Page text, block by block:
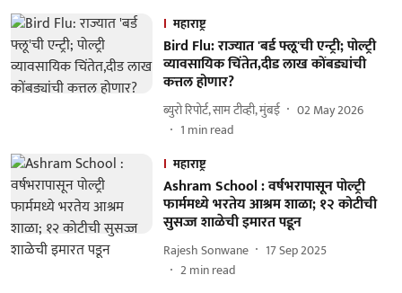
महाराष्ट्र
Bird Flu: राज्यात 'बर्ड फ्लू'ची एन्ट्री; पोल्ट्री
व्यावसायिक चिंतेत,दीड लाख कोंबड्यांची
कत्तल होणार?
ब्युरो रिपोर्ट, साम टीव्ही, मुंबई
02 May 2026
1 min read
महाराष्ट्र
Ashram School : वर्षभरापासून पोल्ट्री
फार्ममध्ये भरतेय आश्रम शाळा; १२ कोटीची
सुसज्ज शाळेची इमारत पडून
Rajesh Sonwane
17 Sep 2025
2min read